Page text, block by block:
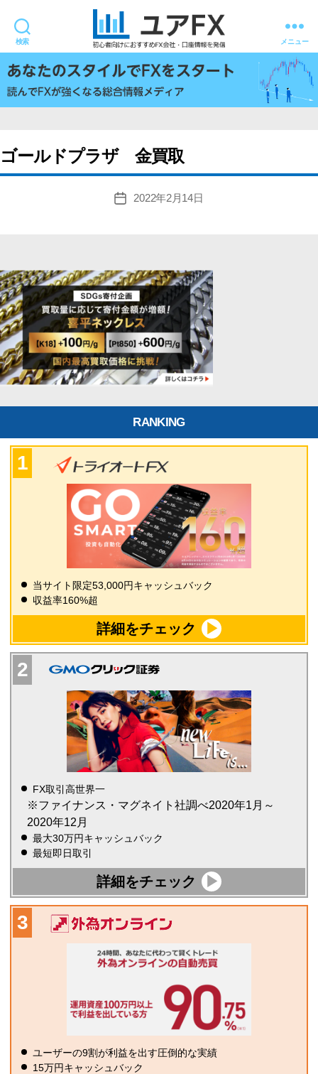
検索
ユ
ア
FX
メニュー
ゴールドプラザ 金買取
投
2022年2月14日
RANKING
当サイト限定53,000円キャッシュバック
収益率160%超
詳細をチェック
FX取引高世界一
※ファイナンス・マグネイト社調べ2020年1月～
2020年12月
最大30万円キャッシュバック
最短即日取引
詳細をチェック
ユーザーの9割が利益を出す圧倒的な実績
15万円キャッシュバック